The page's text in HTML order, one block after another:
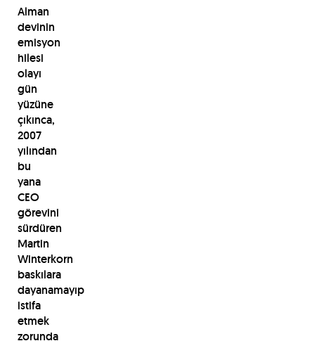
Alman
devinin
emisyon
hilesi
olayı
gün
yüzüne
çıkınca,
2007
yılından
bu
yana
CEO
görevini
sürdüren
Martin
Winterkorn
baskılara
dayanamayıp
istifa
etmek
zorunda